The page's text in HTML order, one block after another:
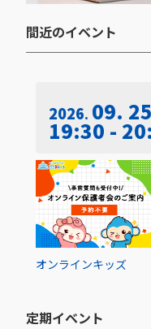
間近のイベント​
2026 09. 25
19:30 -
オンラインキッズ
定期イベント​